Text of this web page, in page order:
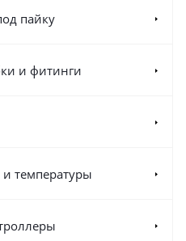
пайку
и фитинги
температуры